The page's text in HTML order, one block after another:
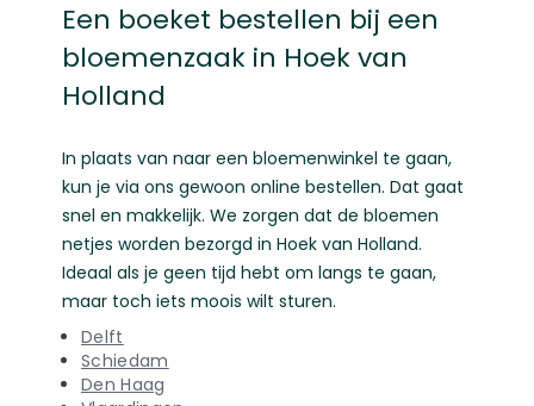
Een boeket bestellen bij een
bloemenzaak in Hoek van
Holland
In plaats van naar een bloemenwinkel te gaan,
kun je via ons gewoon online bestellen. Dat gaat
snel en makkelijk. We zorgen dat de bloemen
netjes worden bezorgd in Hoek van Holland.
Ideaal als je geen tijd hebt om langs te gaan,
maar toch iets moois wilt sturen.
Delft
Schiedam
Den Haag